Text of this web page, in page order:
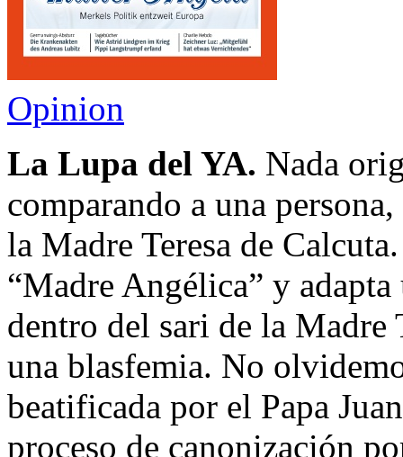
Opinion
La Lupa del YA. Nada
comparando a una
la Madre Teresa de
“Madre Angélica” y
dentro del sari de la Madre
una blasfemia. No
beatificada por el Papa
proceso de canonización